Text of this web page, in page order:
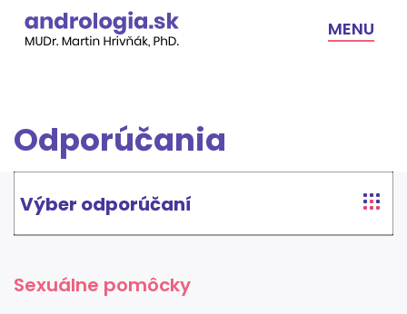
content
MENU
Odporúčania
Výber odporúčaní
Sexuálne pomôcky